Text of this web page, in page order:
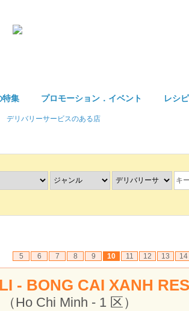
特集 プロモーション．イベント レシピ
デリバリーサービスのある店
5 6 7 8 9 10 11 12 13 14
- BONG CAI XANH
（Ho Chi Minh - 1 区）